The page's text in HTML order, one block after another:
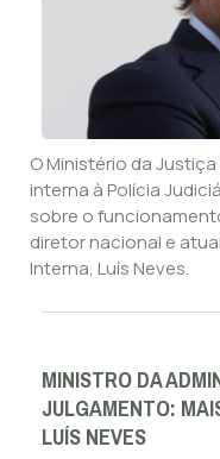
O Ministério da
interna à Polícia
sobre o
diretor nacional e
Interna, Luís Neves.
MINISTRO DA
JULGAMENTO:
LUÍS NEVES